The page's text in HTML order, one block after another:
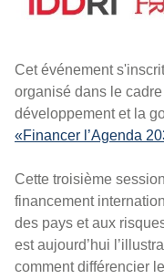
Cet événement
organisé dans le
développement et la
«Financer l’Agenda
Cette troisième
financement
des pays et aux
est aujourd’hui
comment différencier